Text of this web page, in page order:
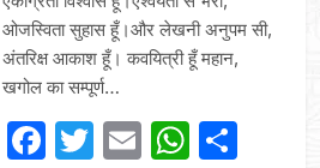
ओजस्विता सुहास हूँ।और लेखनी अनुपम सी,
अंतरिक्ष आकाश हूँ। कवयित्री हूँ महान,
खगोल का सम्पूर्ण…
Facebook
Twitter
Email